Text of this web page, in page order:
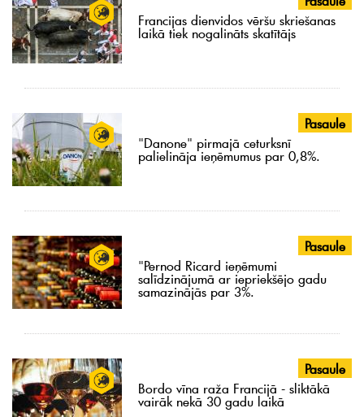
Francijas dienvidos vēršu skriešanas
laikā tiek nogalināts skatītājs
Pasaule
"Danone" pirmajā ceturksnī
palielināja ieņēmumus par 0,8%.
Pasaule
"Pernod Ricard ieņēmumi
salīdzinājumā ar iepriekšējo gadu
samazinājās par 3%.
Pasaule
Bordo vīna raža Francijā - sliktākā
vairāk nekā 30 gadu laikā